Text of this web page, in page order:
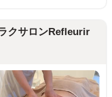
クサロンRefleurir